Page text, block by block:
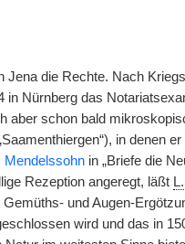
Jena die Rechte. Nach
Nürnberg das
aber schon bald
in denen
Mendelssohnin „Briefe die
Rezeption angeregt, läßt L.
und Augen-
wird und das in